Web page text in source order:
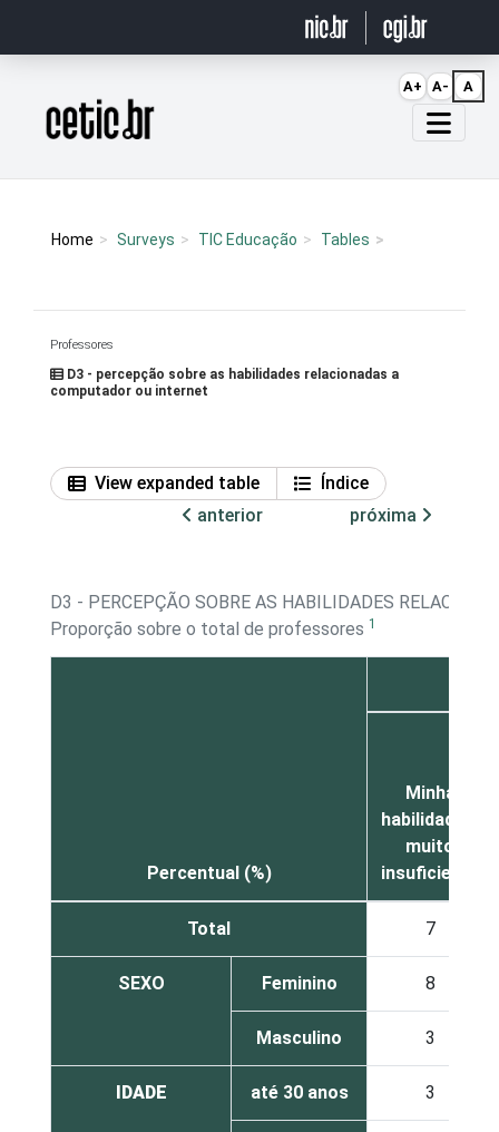
Página inicial
Home Surveys TIC Educação Tables
Professores
D3 - percepção sobre as habilidades relacionadas a
computador ou internet
View expanded table
Índice
anterior
próxima
D3 - PERCEPÇÃO SOBRE AS HABILIDADES
Proporção sobre o total de professores 1
Percentual (%)
Minha
habilidade é
muito
insuficiente
Total 7
SEXO Feminino 8
Masculino 3
IDADE até 30 anos 3
A+ A- A